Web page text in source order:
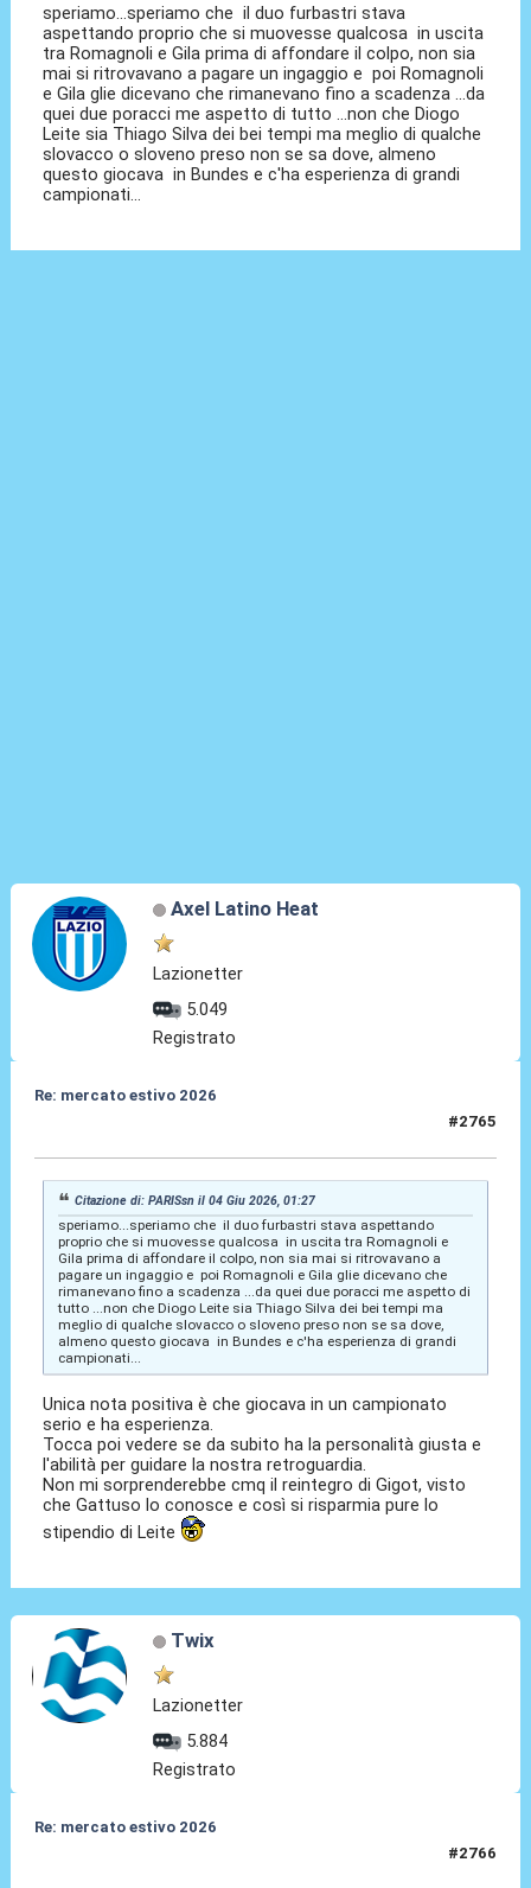
speriamo...speriamo che il duo furbastri stava
aspettando proprio che si muovesse qualcosa in uscita
tra Romagnoli e Gila prima di affondare il colpo, non sia
mai si ritrovavano a pagare un ingaggio e poi Romagnoli
e Gila glie dicevano che rimanevano fino a scadenza ...da
quei due poracci me aspetto di tutto ...non che Diogo
Leite sia Thiago Silva dei bei tempi ma meglio di qualche
slovacco o sloveno preso non se sa dove, almeno
questo giocava in Bundes e c'ha esperienza di grandi
campionati...
Axel Latino Heat
Lazionetter
5.049
Registrato
Re: mercato estivo 2026
#2765
Citazione di: PARISsn il 04 Giu 2026, 01:27
speriamo...speriamo che il duo furbastri stava aspettando
proprio che si muovesse qualcosa in uscita tra Romagnoli e
Gila prima di affondare il colpo, non sia mai si ritrovavano a
pagare un ingaggio e poi Romagnoli e Gila glie dicevano che
rimanevano fino a scadenza ...da quei due poracci me aspetto di
tutto ...non che Diogo Leite sia Thiago Silva dei bei tempi ma
meglio di qualche slovacco o sloveno preso non se sa dove,
almeno questo giocava in Bundes e c'ha esperienza di grandi
campionati...
Unica nota positiva è che giocava in un campionato
serio e ha esperienza.
Tocca poi vedere se da subito ha la personalità giusta e
l'abilità per guidare la nostra retroguardia.
Non mi sorprenderebbe cmq il reintegro di Gigot, visto
che Gattuso lo conosce e così si risparmia pure lo
stipendio di Leite
Twix
Lazionetter
5.884
Registrato
Re: mercato estivo 2026
#2766